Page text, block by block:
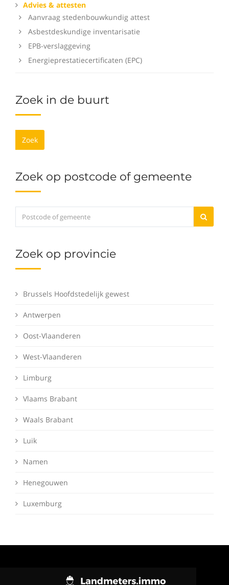
Advies & attesten
Aanvraag stedenbouwkundig attest
Asbestdeskundige inventarisatie
EPB-verslaggeving
Energieprestatiecertificaten (EPC)
Zoek in de buurt
Zoek
Zoek op postcode of gemeente
Zoek op provincie
Brussels Hoofdstedelijk gewest
Antwerpen
Oost-Vlaanderen
West-Vlaanderen
Limburg
Vlaams Brabant
Waals Brabant
Luik
Namen
Henegouwen
Luxemburg